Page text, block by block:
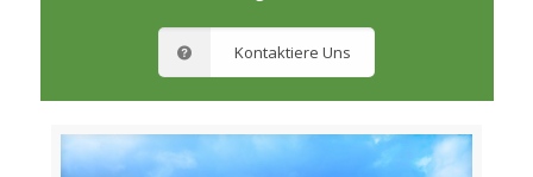
Kontaktiere Uns